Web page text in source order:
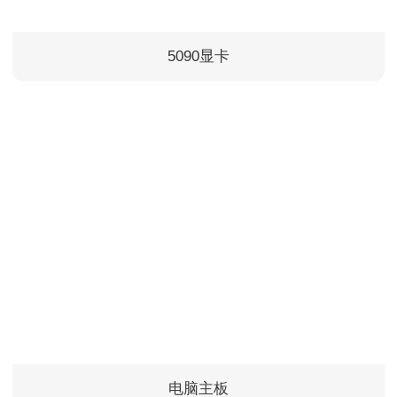
5090显卡
电脑主板